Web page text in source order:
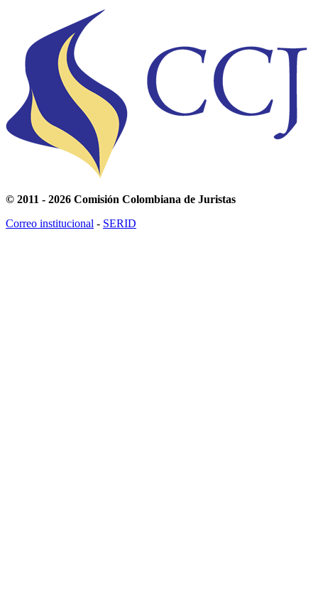
© 2011 - 2026 Comisión Colombiana de Juristas
Correo institucional - SERID